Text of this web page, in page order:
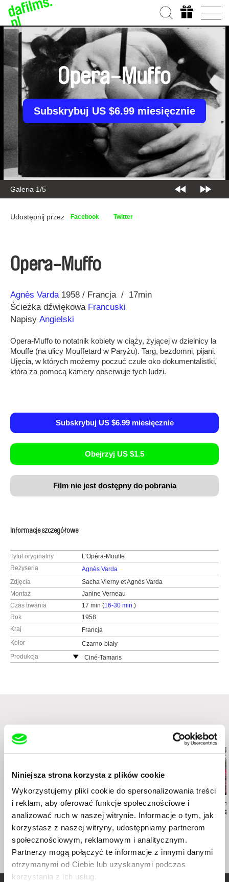
Niniejsza strona korzysta z plików cookie
Wykorzystujemy pliki cookie do spersonalizowania treści
i reklam, aby oferować funkcje społecznościowe i
analizować ruch w naszej witrynie. Informacje o tym, jak
korzystasz z naszej witryny, udostępniamy partnerom
społecznościowym, reklamowym i analitycznym.
Partnerzy mogą połączyć te informacje z innymi danymi
otrzymanymi od Ciebie lub uzyskanymi podczas
korzystania z ich usług.
Galeria 2/5
Opera-Muffo
Subskrybuj US $6.99 miesięcznie
Udostępnij przez Facebook Twitter
Opera-Muffo
Reżyseria
Agnès Varda
Rok 1958 Francja
17min
Ścieżka dźwiękowa Francuski
Napisy Angielski
Opera-Muffo to notatnik kobiety w ciąży, żyjącej w dzielnicy la
Mouffe (na ulicy Mouffetard w Paryżu). Targ, bezdomni, pijani.
Ujęcia, w których możemy poczuć czułe oko dokumentalistki,
która za pomocą kamery obserwuje tych ludzi.
Subskrybuj US $6.99 miesięcznie
Obejrzyj US $1.5
Film nie jest dostępny do pobrania
Informacje szczegółowe
Tytuł oryginalny
L'Opéra-Mouffe
Reżyseria
Agnès Varda
Zdjęcia
Sacha Vierny et Agnès Varda
Montaż
Janine Verneau
Czas trwania
17 min (16-30 min.)
Rok
1958
Kraj
Francja
Kolor
Czarno-biały
Produkcja
Ciné-Tamaris
Podobne filmy (20)
Gonçalo Tocha
It's the Earth, not the
Atteyat al-Abnoudi
Permissible Dreams
Thomas A.
Out of